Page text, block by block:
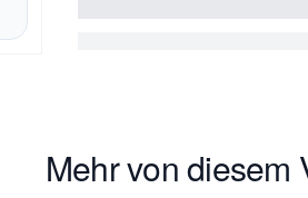
Mehr von diesem